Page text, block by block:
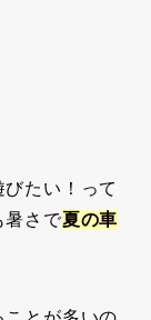
たい！って
暑さで夏の車